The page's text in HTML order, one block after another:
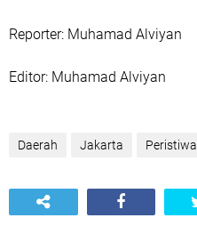
‎Reporter: Muhamad Alviyan
‎Editor: Muhamad Alviyan
Daerah Jakarta Peristiwa